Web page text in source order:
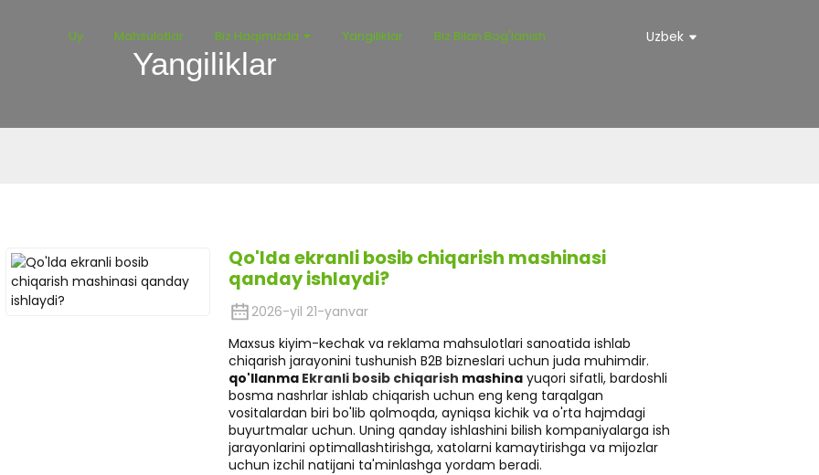
Uy Mahsulotlar Biz Haqimizda Yangiliklar Biz Bilan Bog'lanish Uzbek
Yangiliklar
Qo'lda ekranli bosib chiqarish mashinasi
qanday ishlaydi?
2026-yil 21-yanvar
Maxsus kiyim-kechak va reklama mahsulotlari sanoatida ishlab
chiqarish jarayonini tushunish B2B bizneslari uchun juda muhimdir.
qo'llanma Ekranli bosib chiqarish mashina yuqori sifatli, bardoshli
bosma nashrlar ishlab chiqarish uchun eng keng tarqalgan
vositalardan biri bo'lib qolmoqda, ayniqsa kichik va o'rta hajmdagi
buyurtmalar uchun. Uning qanday ishlashini bilish kompaniyalarga ish
jarayonlarini optimallashtirishga, xatolarni kamaytirishga va mijozlar
uchun izchil natijani ta'minlashga yordam beradi.